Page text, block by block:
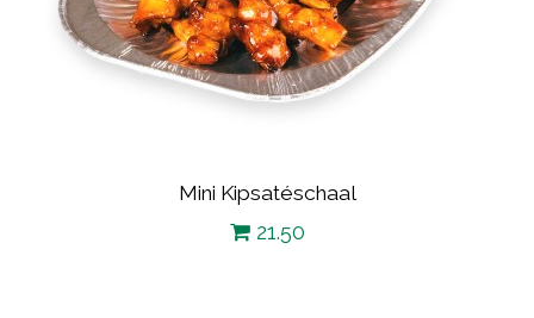
Mini Kipsatéschaal
21.50